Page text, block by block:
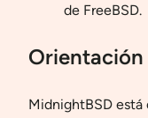
de FreeBSD.
Orientación
MidnightBSD